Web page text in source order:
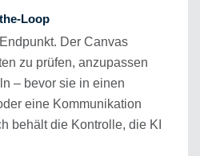
Loop
Der Canvas
zu prüfen, anzupassen
– bevor sie in einen
eine Kommunikation
behält die Kontrolle, die KI